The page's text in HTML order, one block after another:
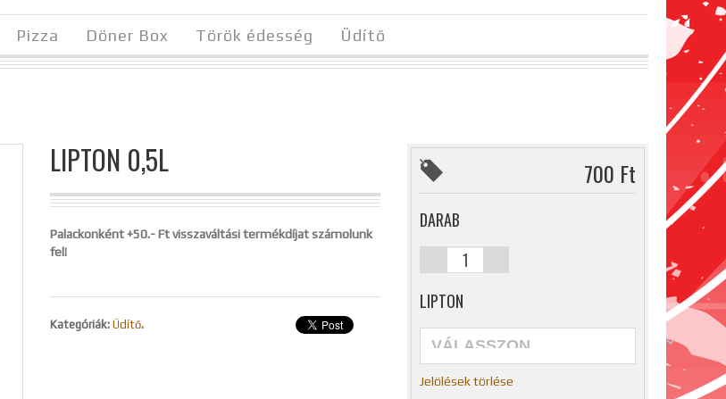
Pizza Döner Box Török édesség Üdítő
LIPTON 0,5L
Palackonként +50.- Ft visszaváltási termékdíjat számolunk
fel!
Kategóriák: Üdítő.
700 Ft
DARAB
LIPTON
Jelölések törlése